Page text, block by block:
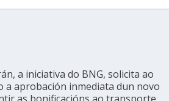
a iniciativa do BNG, solicita ao
a aprobación inmediata dun novo
as bonificacións ao transporte